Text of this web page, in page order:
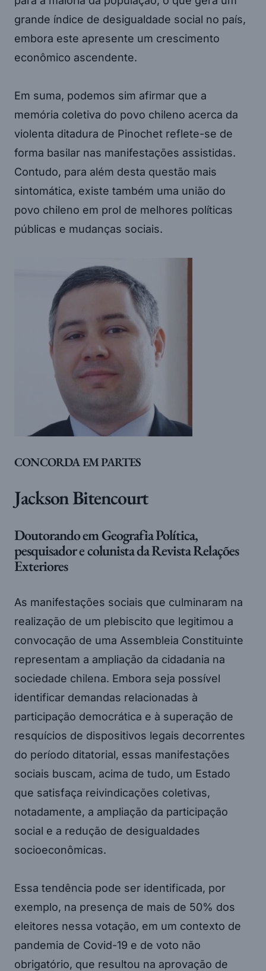
grande índice de desigualdade social no país,
embora este apresente um crescimento
econômico ascendente.
Em suma, podemos sim afirmar que a
memória coletiva do povo chileno acerca da
violenta ditadura de Pinochet reflete-se de
forma basilar nas manifestações assistidas.
Contudo, para além desta questão mais
sintomática, existe também uma união do
povo chileno em prol de melhores políticas
públicas e mudanças sociais.
CONCORDA EM PARTES
Jackson Bitencourt
Doutorando em Geografia Política,
pesquisador e colunista da Revista Relações
Exteriores
As manifestações sociais que culminaram na
realização de um plebiscito que legitimou a
convocação de uma Assembleia Constituinte
representam a ampliação da cidadania na
sociedade chilena. Embora seja possível
identificar demandas relacionadas à
participação democrática e à superação de
resquícios de dispositivos legais decorrentes
do período ditatorial, essas manifestações
sociais buscam, acima de tudo, um Estado
que satisfaça reivindicações coletivas,
notadamente, a ampliação da participação
social e a redução de desigualdades
socioeconômicas.
Essa tendência pode ser identificada, por
exemplo, na presença de mais de 50% dos
eleitores nessa votação, em um contexto de
pandemia de Covid-19 e de voto não
obrigatório, que resultou na aprovação de